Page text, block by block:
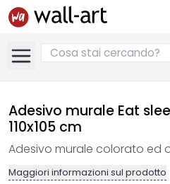
Adesivo murale Eat
110x105 cm
Adesivo murale colorato ed
Maggiori informazioni sul prodotto